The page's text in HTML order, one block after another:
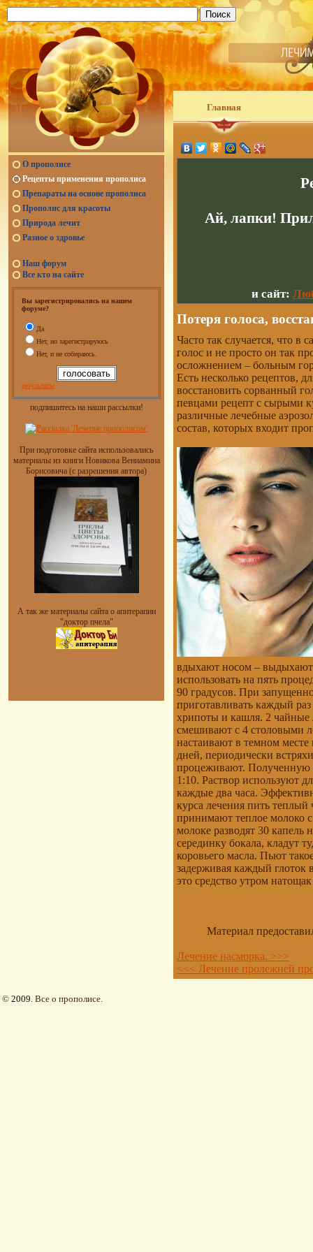
О прополисе
Рецепты применения прополиса
Препараты на основе прополиса
Прополис для красоты
Природа лечит
Разное о здровье
Наш форум
Все кто на сайте
Вы зарегистрировались на нашем
форуме?
Да
Нет, но зарегистрируюсь
Нет, и не собираюсь.
результаты
подпишитесь на наши рассылки!
При подготовке сайта использовались
материалы из книги Новикова Вениамина
Борисовича (с разрешения автора)
А так же материалы сайта о апитерапии
"доктор пчела"
Главная
Ай, лапки!
и сайт:
Потеря голоса,
Часто так случается, что
голос и не просто он так
осложнением – больным
Есть несколько рецептов,
восстановить сорванный
певцами рецепт с сырыми
различные лечебные
состав, которых входит
вдыхают носом –
использовать на пять
90 градусов. При
приготавливать каждый
хрипоты и кашля. 2 чайные
смешивают с 4 столовыми
настаивают в темном
дней, периодически
процеживают. Полученную
1:10. Раствор используют
каждые два часа.
курса лечения пить
принимают теплое молоко
молоке разводят 30 капель
серединку бокала, кладут
коровьего масла. Пьют
задерживая каждый глоток
это средство утром
Материал
Лечение насморка. >>>
<<< Лечение пролежней
© 2009. Все о прополисе.